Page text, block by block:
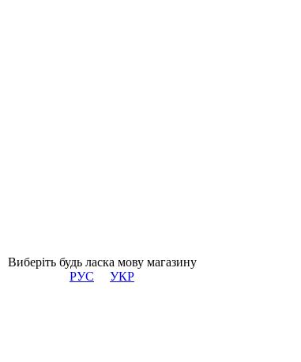
Виберіть будь ласка мову магазину
РУС
УКР